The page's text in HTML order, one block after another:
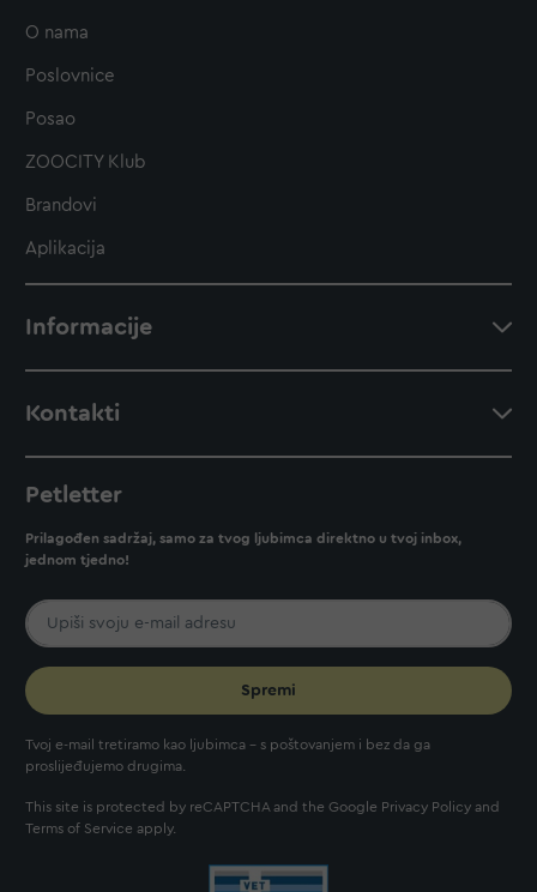
O nama
Poslovnice
Posao
ZOOCITY Klub
Brandovi
Aplikacija
Informacije
Kontakti
Petletter
Prilagođen sadržaj, samo za tvog ljubimca direktno u tvoj inbox,
jednom tjedno!
Spremi
Tvoj e-mail tretiramo kao ljubimca - s poštovanjem i bez da ga
proslijeđujemo drugima.
This site is protected by reCAPTCHA and the Google Privacy Policy and
Terms of Service apply.